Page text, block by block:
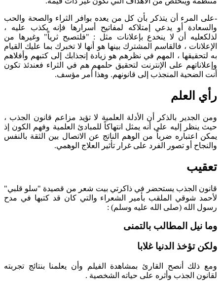
-على المرء أن يتذكر بأن كل من يعده بوافر الثراء والصحة والحب
والسعادة أو يدعي إمتلاكه لمفاتيح أسرارها فإنه يكذب عليه ،
لذلكعليه أن لا ينخدع بإعلانات مثل : "فلتصبح ثرياً" وغيرها من
الإعلانات ، فالقاسم المشترك بينها هو أنها لا تخبرك بما عليك القيام
به لتحقيقها ، المهم في نظرهم هو زيادة إنجذابك إلى كتبهم وأفلاهم
وإعلاناتهم على الإنترنت لتحقيق حلمهم هم في الثراء فعندئذ تكون
أنت الضحية المنجذب إلى قانونهم. وهذا أمر مؤسف.
رأي العلم
ومن الجدير بالذكر أن الأدلة العلمية لا تؤيد مزاعم قانون الجذب ،
حيث ينظر إليه على أنه يمثل انتهاكاً للمبادئ العلمية وفهم الكون إذ
يمكن اعتباره ضرباً من الوهم الناتج عن الاتصال بين الثقة بالنفس
والنجاح أو تصور الفرد على غرار تأثير العلاج الوهمي.
تعقيب
قانون الجذب يستحضر في ذاكرتي بيت شعر من قصيدة "سلو قلبي"
لأحمد شوقي الملقب بأمير الشعراء والتي كان قد كتبها في مدح
رسول الله (صلى الله عليه وسلم) :
وما نيل المطالب بالتمنى
ولكن تؤخذ الدنيا غلابا
ومع ذلك أنصح القارئ بمشاهدة الفيلم وأن يعلمنا بنتائج تجربته
لقانون الجذب وأثره على حياته الشخصية .